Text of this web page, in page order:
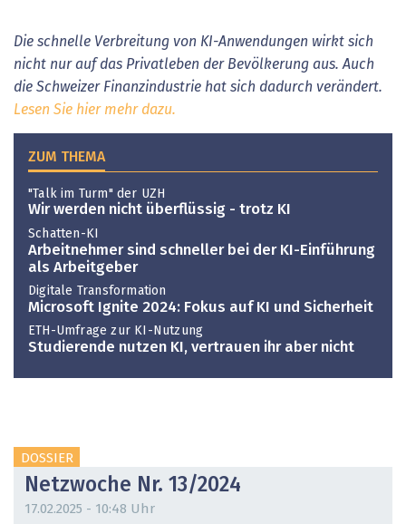
Die schnelle Verbreitung von KI-Anwendungen wirkt sich
nicht nur auf das Privatleben der Bevölkerung aus. Auch
die Schweizer Finanzindustrie hat sich dadurch verändert.
Lesen Sie hier mehr dazu.
ZUM THEMA
"Talk im Turm" der UZH
Wir werden nicht überflüssig - trotz KI
Schatten-KI
Arbeitnehmer sind schneller bei der KI-Einführung
als Arbeitgeber
Digitale Transformation
Microsoft Ignite 2024: Fokus auf KI und Sicherheit
ETH-Umfrage zur KI-Nutzung
Studierende nutzen KI, vertrauen ihr aber nicht
DOSSIER
Netzwoche Nr. 13/2024
17.02.2025 - 10:48 Uhr